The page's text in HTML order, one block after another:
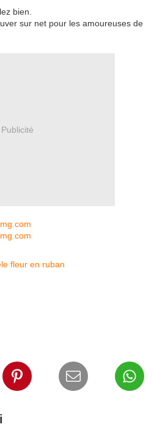
bien.
sur net pour les amoureuses de
Publicité